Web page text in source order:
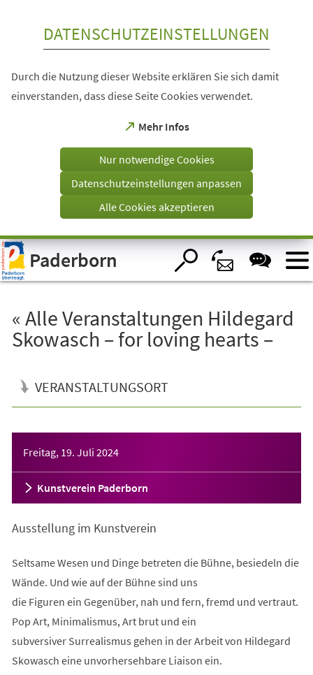
Visuelle
Assistenzsoftware
öffnen.
DATENSCHUTZEINSTELLUNGEN
Durch die Nutzung dieser Website erklären Sie sich damit
einverstanden, dass diese Seite Cookies verwendet.
Mehr Infos
(Öffnet
einem
Tab)
Nur notwendige Cookies
Datenschutzeinstellungen anpassen
Alle Cookies akzeptieren
Paderborn
« Alle Veranstaltungen Hildegard
Skowasch – for loving hearts –
VERANSTALTUNGSORT
Freitag, 19. Juli 2024
Kunstverein Paderborn
Ausstellung im Kunstverein
Seltsame Wesen und Dinge betreten die Bühne, besiedeln die
Wände. Und wie auf der Bühne sind uns
die Figuren ein Gegenüber, nah und fern, fremd und vertraut.
Pop Art, Minimalismus, Art brut und ein
subversiver Surrealismus gehen in der Arbeit von Hildegard
Skowasch eine unvorhersehbare Liaison ein.